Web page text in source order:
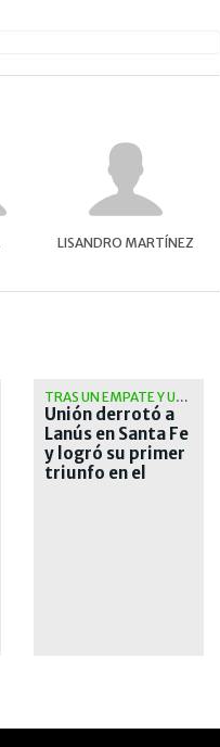
LISANDRO MARTÍNEZ
TRAS UN EMPATE Y UNA CAÍDA
Unión derrotó a
Lanús en Santa Fe
y logró su primer
triunfo en el